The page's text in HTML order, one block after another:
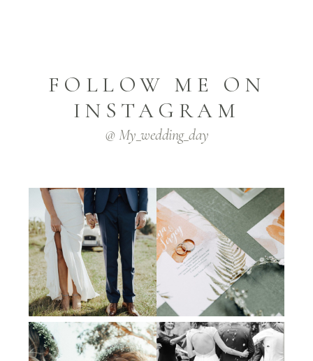
FOLLOW ME ON
INSTAGRAM
@ My_wedding_day